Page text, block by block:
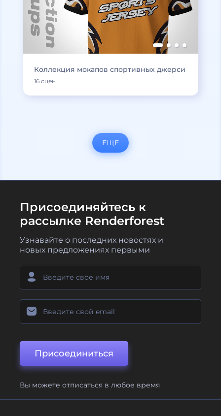
Коллекция мокапов спортивных джерси
16 сцен
ЕЩЕ
Присоединяйтесь к
рассылке Renderforest
Узнавайте о последних новостях и
новых предложениях первыми
Присоединиться
Вы можете отписаться в любое время